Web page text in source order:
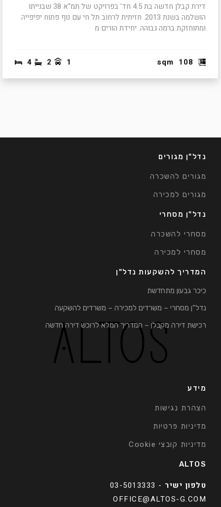
דירת קבלן חדשה בת 4.5 חד' בפרויקט של תמ"א 38 שבנייתו
הושלמה בשנת 2013. חזיתית לרחוב תל חי עם נוף פתוח יפיפייה
ומתוחזקת ברמה גבוהה. יחידת הורים מ
sqm 108
4 2 1
נדל"ן מגורים
מגורים להשכרה
מגורים למכירה
נדל"ן מסחרי
מסחרי להשכרה
מסחרי למכירה
המדריך להשקעות נדל"ן
כיכר גבעון מתחדשת
נדל"ן מסחרי – משרדים למכירה – משרדים להשקעה
רכישת דירה מקבלן – המדריך המלא לרוכש דירה חדשה
מידע
הצהרת נגישות
מדיניות פרטיות
מדיניות קובצי Cookie
ALTOS
טלפון ישיר -
03-5013333
OFFICE@ALTOS-G.COM